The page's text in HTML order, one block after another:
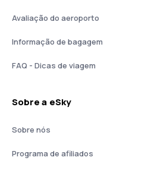
Avaliação do aeroporto
Informação de bagagem
FAQ - Dicas de viagem
Sobre a eSky
Sobre nós
Programa de afiliados